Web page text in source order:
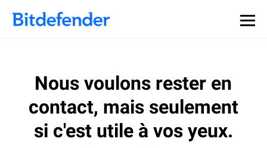
Nous voulons rester en
contact, mais seulement
si c'est utile à vos yeux.